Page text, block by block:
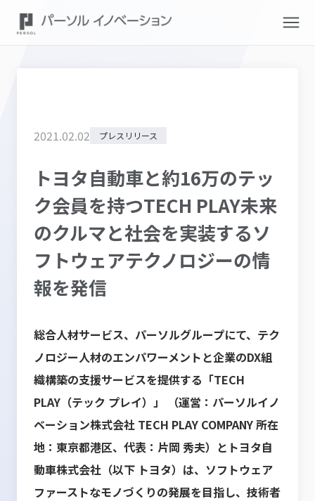
2021.02.02 プレスリリース
トヨタ自動車と約16万のテッ
ク会員を持つTECH PLAY未来
のクルマと社会を実装するソ
フトウェアテクノロジーの情
報を発信
総合人材サービス、パーソルグループにて、テク
ノロジー人材のエンパワーメントと企業のDX組
織構築の支援サービスを提供する「TECH
PLAY（テック プレイ）」 （運営：パーソルイノ
ベーション株式会社 TECH PLAY COMPANY 所在
地：東京都港区、代表：片岡 秀夫）とトヨタ自
動車株式会社（以下 トヨタ）は、ソフトウェア
ファーストなモノづくりの発展を目指し、技術者